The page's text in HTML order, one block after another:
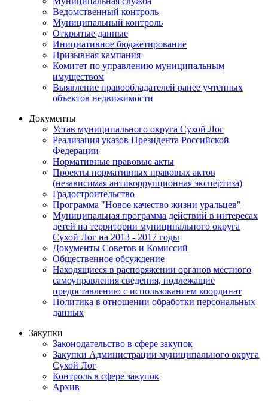
Ведомственный контроль
Муниципальный контроль
Открытые данные
Инициативное бюджетирование
Призывная кампания
Комитет по управлению муниципальным
имуществом
Выявление правообладателей ранее учтенных
объектов недвижимости
Документы
Устав муниципального округа Сухой Лог
Реализация указов Президента Российской
Федерации
Нормативные правовые акты
Проекты нормативных правовых актов
(независимая антикоррупционная экспертиза)
Градостроительство
Программа "Новое качество жизни уральцев"
Муниципальная программа действий в интересах
детей на территории муниципального округа
Сухой Лог на 2013 - 2017 годы
Документы Советов и Комиссий
Общественное обсуждение
Находящиеся в распоряжении органов местного
самоуправления сведения, подлежащие
предоставлению с использованием координат
Политика в отношении обработки персональных
данных
Закупки
Законодательство в сфере закупок
Закупки Администрации муниципального округа
Сухой Лог
Контроль в сфере закупок
Архив